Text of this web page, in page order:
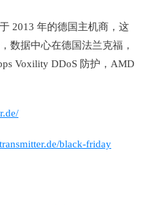
2013 年的德国主机商，这
数据中心在德国法兰克福，
Voxility DDoS 防护，AMD
black-friday